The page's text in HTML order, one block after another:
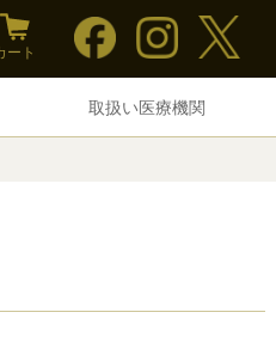
ート
取扱い医療機関